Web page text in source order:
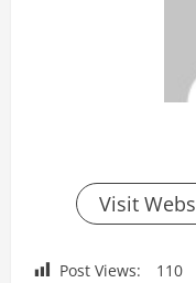
Visit
Post Views: 110